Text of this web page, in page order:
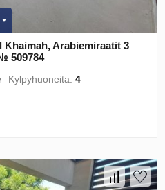
Khaimah, Arabiemiraatit 3
509784
Kylpyhuoneita:4